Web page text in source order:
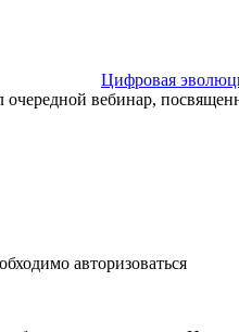
Цифровая
очередной вебинар,
авторизоваться